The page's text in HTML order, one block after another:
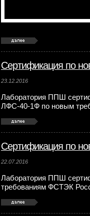
Сертификация по
23.12.2016
Лаборатория ППШ
ЛФС-40-1Ф по новым
Сертификация по
22.07.2016
Лаборатория ППШ
требованиям ФСТЭК